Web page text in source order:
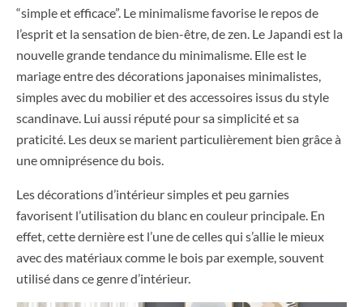
“simple et efficace”. Le minimalisme favorise le repos de
l’esprit et la sensation de bien-être, de zen. Le Japandi est la
nouvelle grande tendance du minimalisme. Elle est le
mariage entre des décorations japonaises minimalistes,
simples avec du mobilier et des accessoires issus du style
scandinave. Lui aussi réputé pour sa simplicité et sa
praticité. Les deux se marient particulièrement bien grâce à
une omniprésence du bois.
Les décorations d’intérieur simples et peu garnies
favorisent l’utilisation du blanc en couleur principale. En
effet, cette dernière est l’une de celles qui s’allie le mieux
avec des matériaux comme le bois par exemple, souvent
utilisé dans ce genre d’intérieur.